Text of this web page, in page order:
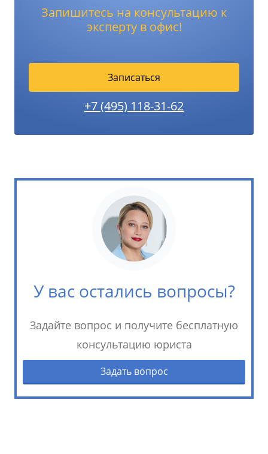
Запишитесь на консультацию к
эксперту в офис!
Записаться
+7 (495) 118-31-62
У вас остались вопросы?
Задайте вопрос и получите бесплатную
консультацию юриста
Задать вопрос